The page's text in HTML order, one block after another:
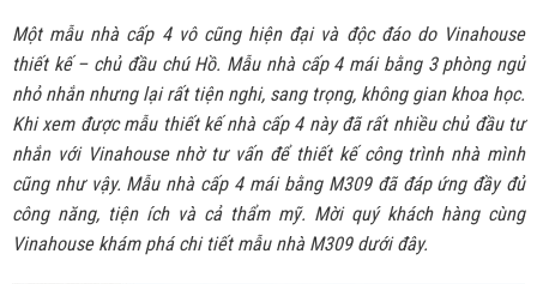
Một mẫu nhà cấp 4 vô cũng hiện đại và độc đáo do Vinahouse
thiết kế – chủ đầu chú Hồ. Mẫu nhà cấp 4 mái bằng 3 phòng ngủ
nhỏ nhắn nhưng lại rất tiện nghi, sang trọng, không gian khoa học.
Khi xem được mẫu thiết kế nhà cấp 4 này đã rất nhiều chủ đầu tư
nhắn với Vinahouse nhờ tư vấn để thiết kế công trình nhà mình
cũng như vậy. Mẫu nhà cấp 4 mái bằng M309 đã đáp ứng đầy đủ
công năng, tiện ích và cả thẩm mỹ. Mời quý khách hàng cùng
Vinahouse khám phá chi tiết mẫu nhà M309 dưới đây.